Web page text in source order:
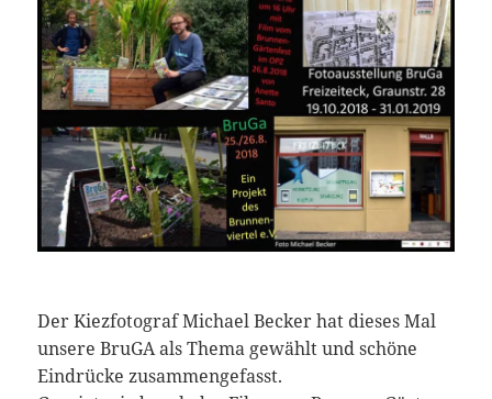
Der Kiezfotograf Michael Becker hat dieses Mal
unsere BruGA als Thema gewählt und schöne
Eindrücke zusammengefasst.